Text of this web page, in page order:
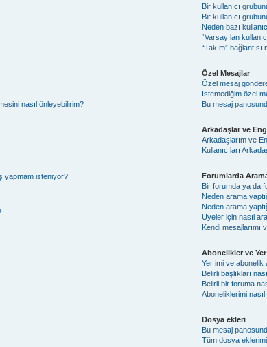
nasıl önleyebilirim?
yapmam isteniyor?
Bir kullanıcı
Bir kullanıcı
Neden bazı
“Varsayılan
“Takım” bağlantısı
Özel Mesajlar
Özel mesaj
İstemediğim özel
Bu mesaj
Arkadaşlar ve
Arkadaşlarım ve
Kullanıcıları
Forumlarda
Bir forumda ya da
Neden arama
Neden arama
Üyeler için nasıl
Kendi mesajlarımı
Abonelikler ve
Yer imi ve abonelik
Belirli başlıkları
Belirli bir foruma
Aboneliklerimi
Dosya ekleri
Bu mesaj
Tüm dosya